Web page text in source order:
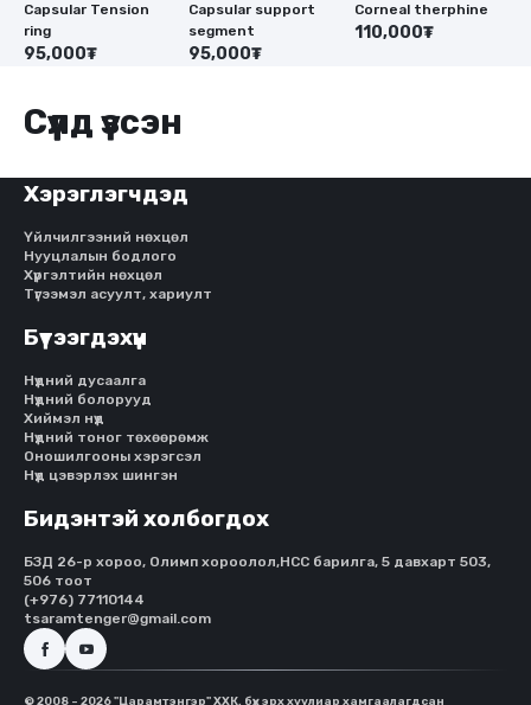
Capsular Tension
ring
95,000₮
Capsular support
segment
95,000₮
Corneal therphine
110,000₮
Сүүлд үзсэн
Хэрэглэгчдэд
Үйлчилгээний нөхцөл
Нууцлалын бодлого
Хүргэлтийн нөхцөл
Түгээмэл асуулт, хариулт
Бүтээгдэхүүн
Нүдний дусаалга
Нүдний болорууд
Хиймэл нүд
Нүдний тоног төхөөрөмж
Оношилгооны хэрэгсэл
Нүд цэвэрлэх шингэн
Бидэнтэй холбогдох
БЗД 26-р хороо, Олимп хороолол,HCC барилга, 5 давхарт 503,
506 тоот
(+976) 77110144
tsaramtenger@gmail.com
© 2008 - 2026 "Царамтэнгэр" ХХК, бүх эрх хуулиар хамгаалагдсан